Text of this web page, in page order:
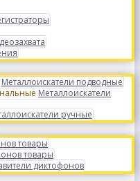
Металлоискатели подводные
Металлоискатели
ручные
товары
товары
диктофонов